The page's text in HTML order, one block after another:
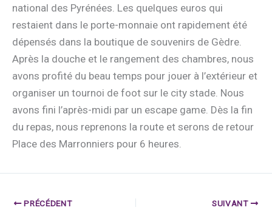
national des Pyrénées. Les quelques euros qui
restaient dans le porte-monnaie ont rapidement été
dépensés dans la boutique de souvenirs de Gèdre.
Après la douche et le rangement des chambres, nous
avons profité du beau temps pour jouer à l’extérieur et
organiser un tournoi de foot sur le city stade. Nous
avons fini l’après-midi par un escape game. Dès la fin
du repas, nous reprenons la route et serons de retour
Place des Marronniers pour 6 heures.
PRÉCÉDENT SUIVANT